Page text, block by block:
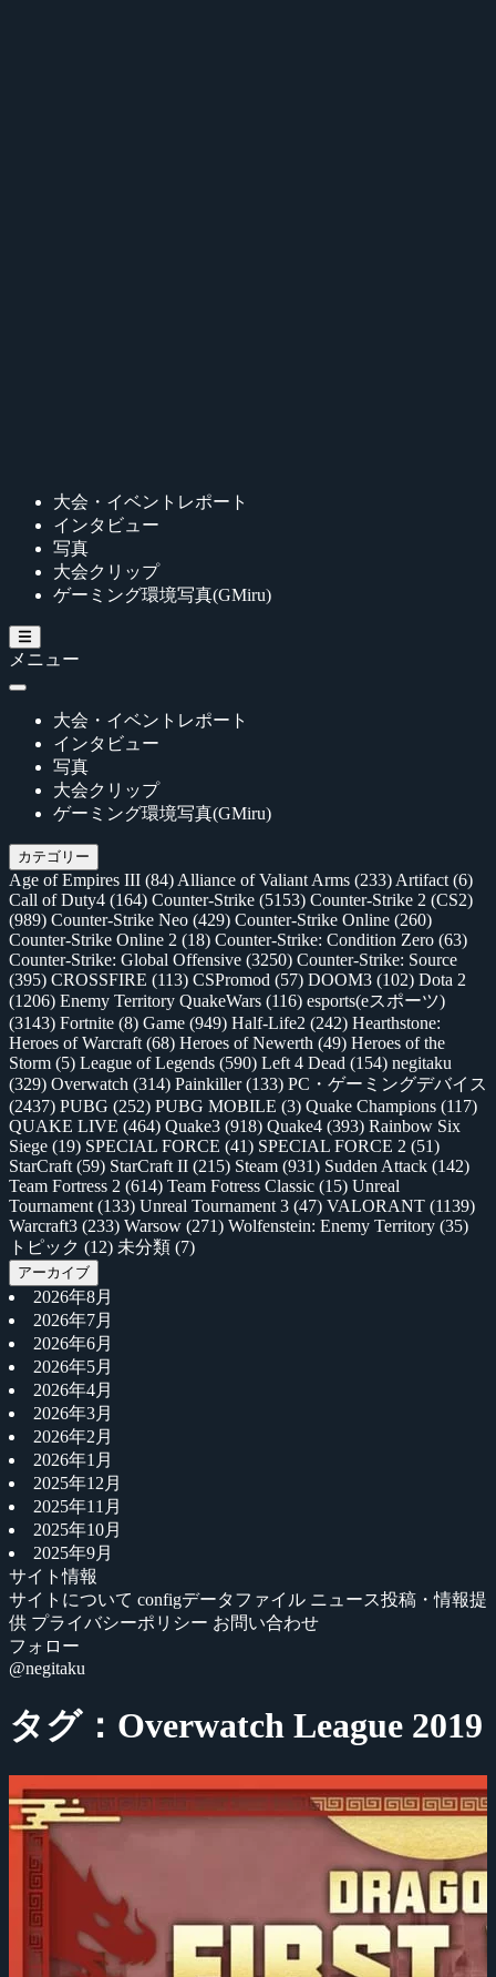
大会・イベントレポート
インタビュー
写真
大会クリップ
ゲーミング環境写真(GMiru)
メニュー
大会・イベントレポート
インタビュー
写真
大会クリップ
ゲーミング環境写真(GMiru)
カテゴリー
Age of Empires III (84) Alliance of Valiant Arms (233) Artifact (6)
Call of Duty4 (164) Counter-Strike (5153) Counter-Strike 2 (CS2)
(989) Counter-Strike Neo (429) Counter-Strike Online (260)
Counter-Strike Online 2 (18) Counter-Strike: Condition Zero (63)
Counter-Strike: Global Offensive (3250) Counter-Strike: Source
(395) CROSSFIRE (113) CSPromod (57) DOOM3 (102) Dota 2
(1206) Enemy Territory QuakeWars (116) esports(eスポーツ)
(3143) Fortnite (8) Game (949) Half-Life2 (242) Hearthstone:
Heroes of Warcraft (68) Heroes of Newerth (49) Heroes of the
Storm (5) League of Legends (590) Left 4 Dead (154) negitaku
(329) Overwatch (314) Painkiller(133) PC・ゲーミングデバイス
(2437) PUBG (252) PUBG MOBILE (3) Quake Champions (117)
QUAKE LIVE (464) Quake3 (918) Quake4 (393) Rainbow Six
Siege (19) SPECIAL FORCE (41) SPECIAL FORCE 2 (51)
StarCraft (59) StarCraft II (215) Steam (931) Sudden Attack (142)
Team Fortress 2 (614) Team Fotress Classic (15) Unreal
Tournament (133) Unreal Tournament 3 (47) VALORANT (1139)
Warcraft3 (233) Warsow (271) Wolfenstein: Enemy Territory (35)
トピック (12) 未分類 (7)
アーカイブ
2026年8月
2026年7月
2026年6月
2026年5月
2026年4月
2026年3月
2026年2月
2026年1月
2025年12月
2025年11月
2025年10月
2025年9月
サイト情報
サイトについて configデータファイル ニュース投稿・情報提
供 プライバシーポリシー お問い合わせ
フォロー
@negitaku
タグ：Overwatch League 2019